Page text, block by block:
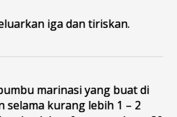
iga dan tiriskan.
marinasi yang buat di
selama kurang lebih 1 – 2